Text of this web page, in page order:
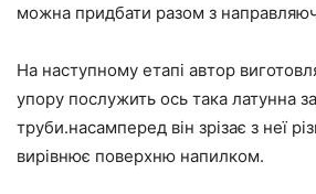
можна придбати разом з
На наступному етапі автор
упору послужить ось така латунна
труби.насамперед він зрізає з неї
вирівнює поверхню напилком.